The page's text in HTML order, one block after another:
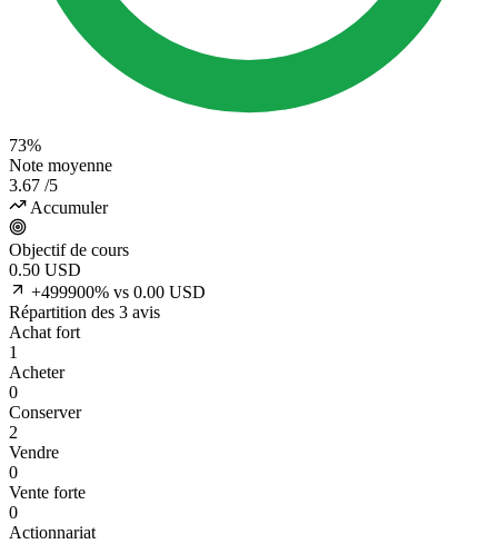
73%
Note moyenne
3.67 /5
Accumuler
Objectif de cours
0.50 USD
+499900% vs 0.00 USD
Répartition des 3 avis
Achat fort
1
Acheter
0
Conserver
2
Vendre
0
Vente forte
0
Actionnariat